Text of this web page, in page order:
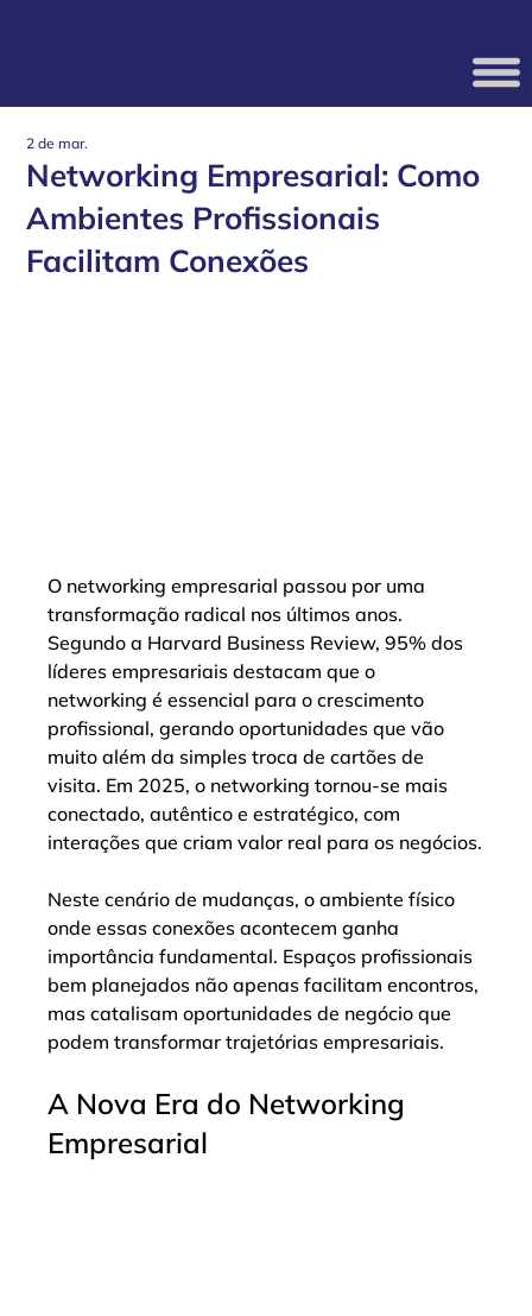
Networking Empresarial: Como
Ambientes Profissionais
Facilitam Conexões
2 de mar.
O networking empresarial passou por uma
transformação radical nos últimos anos.
Segundo a Harvard Business Review, 95% dos
líderes empresariais destacam que o
networking é essencial para o crescimento
profissional, gerando oportunidades que vão
muito além da simples troca de cartões de
visita. Em 2025, o networking tornou-se mais
conectado, autêntico e estratégico, com
interações que criam valor real para os negócios.
Neste cenário de mudanças, o ambiente físico
onde essas conexões acontecem ganha
importância fundamental. Espaços profissionais
bem planejados não apenas facilitam encontros,
mas catalisam oportunidades de negócio que
podem transformar trajetórias empresariais.
A Nova Era do Networking
Empresarial